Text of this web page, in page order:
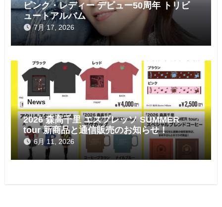
ピンク・レディー デビュー50周年 トリビ
ュートアルバム
7月 17, 2026
News
2026 森高千里 エスプレッソ SUMMER
tour 新商品と通信販売のお知らせ！
6月 11, 2026